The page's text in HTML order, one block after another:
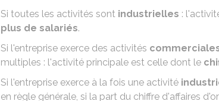
Si toutes les activités sont industrielles :
plus de salariés.
Si l'entreprise exerce des activités
multiples : l'activité principale est celle dont le
Si l'entreprise exerce à la fois une activité
en règle générale, si la part du chiffre d'affaires